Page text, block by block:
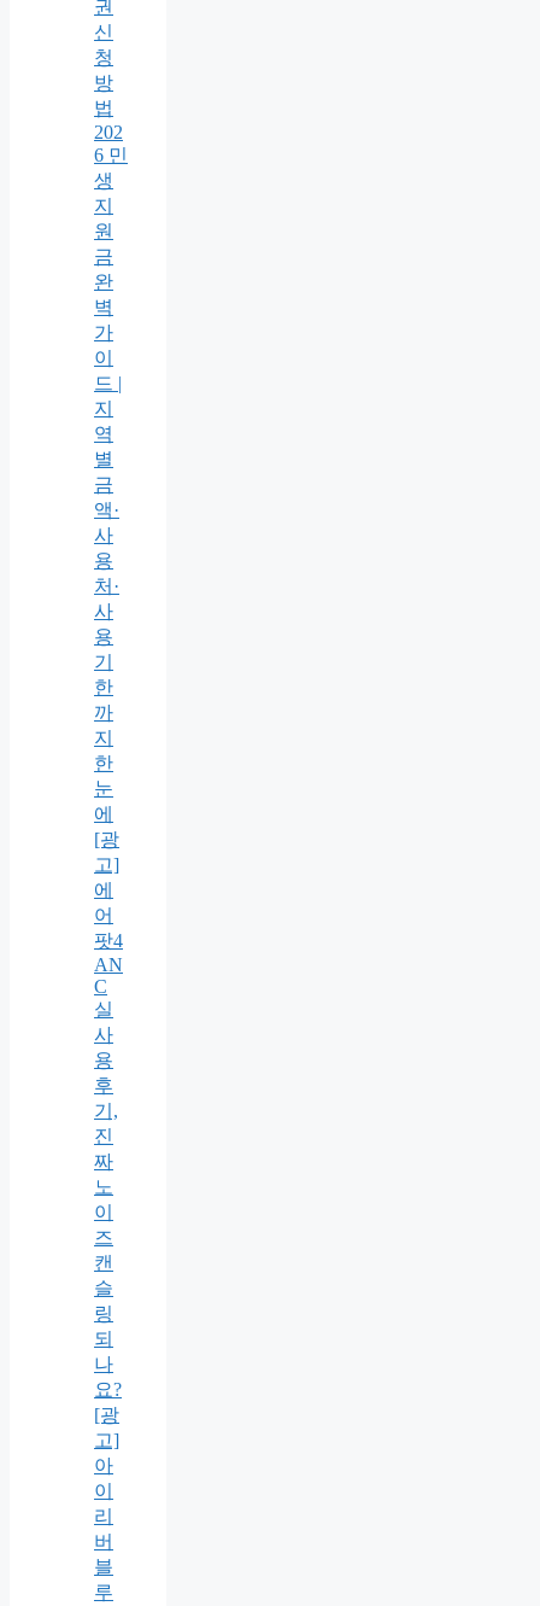
권
신
청
방
법
202
6 민
생
지
원
금
완
벽
가
이
드 |
지
역
별
금
액·
사
용
처·
사
용
기
한
까
지
한
눈
에
[광
고]
에
어
팟4
AN
C
실
사
용
후
기,
진
짜
노
이
즈
캔
슬
링
되
나
요?
[광
고]
아
이
리
버
블
루